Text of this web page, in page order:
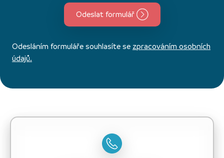
Odeslat formulář
Odesláním formuláře souhlasíte se zpracováním osobních
údajů.